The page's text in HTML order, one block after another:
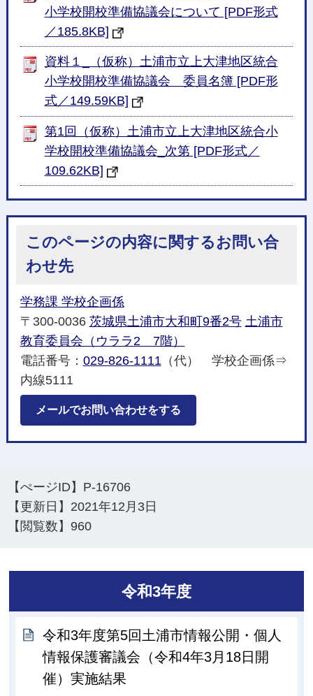
小学校開校準備協議会について [PDF形式
／185.8KB]
資料１_（仮称）土浦市立上大津地区統合
小学校開校準備協議会 委員名簿 [PDF形
式／149.59KB]
第1回（仮称）土浦市立上大津地区統合小
学校開校準備協議会_次第 [PDF形式／
109.62KB]
このページの内容に関するお問い合
わせ先
学務課 学校企画係
〒300-0036 茨城県土浦市大和町9番2号 土浦市
教育委員会（ウララ2 7階）
電話番号： 029-826-1111 （代） 学校企画係⇒
内線5111
メールでお問い合わせをする
【ぺージID】 P-16706
【更新日】 2021年12月3日
【閲覧数】 960
令和3年度
令和3年度第5回土浦市情報公開・個人
情報保護審議会（令和4年3月18日開
催）実施結果